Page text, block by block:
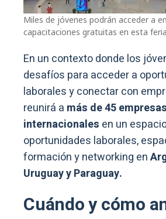
Miles de jóvenes podrán acceder a
capacitaciones gratuitas en esta
En un contexto donde los
desafíos para acceder a
laborales y conectar con
reunirá a más de 45
internacionales en un
oportunidades laborales,
formación y networking en
Uruguay y Paraguay.
Cuándo y cómo